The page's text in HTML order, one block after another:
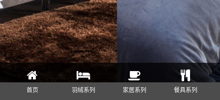
首页 羽绒系列 家居系列 餐具系列